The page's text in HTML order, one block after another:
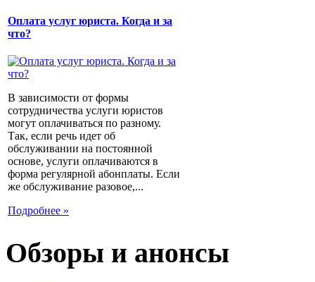
Оплата услуг юриста. Когда и за
что?
В зависимости от формы
сотрудничества услуги юристов
могут оплачиваться по разному.
Так, если речь идет об
обслуживании на постоянной
основе, услуги оплачиваются в
форма регулярной абонплаты. Если
же обслуживание разовое,...
Подробнее »
Обзоры и анонсы